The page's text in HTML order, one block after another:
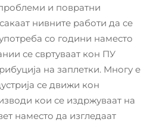
и повратни
нивните работи да се
со години наместо
се свртуваат кон ПУ
на заплетки. Многу е
се движи кон
кои се издржуваат на
наместо да изгледаат